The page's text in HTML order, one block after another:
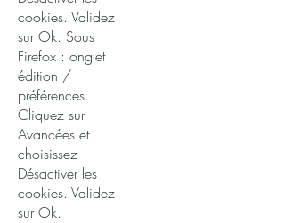
cookies. Validez
sur Ok. Sous
Firefox : onglet
édition /
préférences.
Cliquez sur
Avancées et
choisissez
Désactiver les
cookies. Validez
sur Ok.